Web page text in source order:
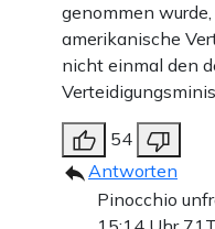
genommen
amerikanische
nicht einmal den
54
Antworten
Pinocchio